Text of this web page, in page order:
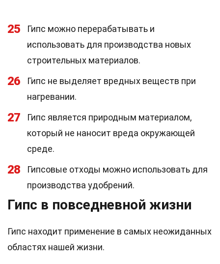
25
Гипс можно перерабатывать и
использовать для производства новых
строительных материалов.
26
Гипс не выделяет вредных веществ при
нагревании.
27
Гипс является природным материалом,
который не наносит вреда окружающей
среде.
28
Гипсовые отходы можно использовать для
производства удобрений.
Гипс в повседневной жизни
Гипс находит применение в самых неожиданных
областях нашей жизни.